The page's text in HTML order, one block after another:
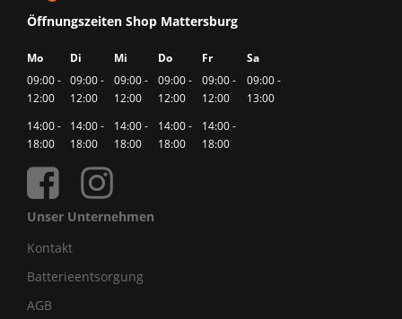
Öffnungszeiten Shop Mattersburg
Mo Di Mi Do Fr
Sa
09:00 -
12:00
09:00 -
12:00
09:00 -
12:00
09:00 -
12:00
09:00 -
12:00
09:00 -
13:00
14:00 -
18:00
14:00 -
18:00
14:00 -
18:00
14:00 -
18:00
14:00 -
18:00
Unser Unternehmen
Kontakt
Batterieentsorgung
AGB